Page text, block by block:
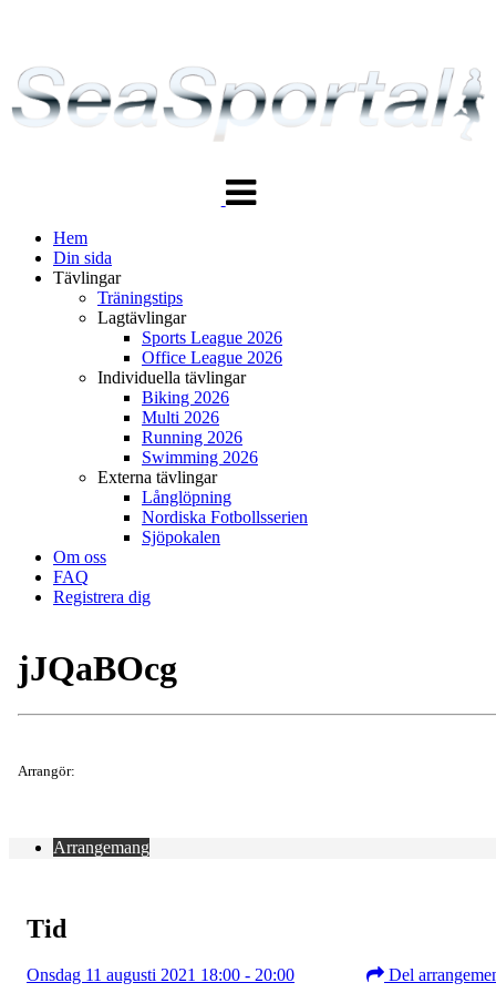
navigering
Hem
Din sida
Tävlingar
Träningstips
Lagtävlingar
Sports League 2026
Office League 2026
Individuella tävlingar
Biking 2026
Multi 2026
Running 2026
Swimming 2026
Externa tävlingar
Långlöpning
Nordiska Fotbollsserien
Sjöpokalen
Om oss
FAQ
Registrera dig
jJQaBOcg
Arrangör:
Arrangemang
Tid
Onsdag 11 augusti 2021 18:00 - 20:00 Del